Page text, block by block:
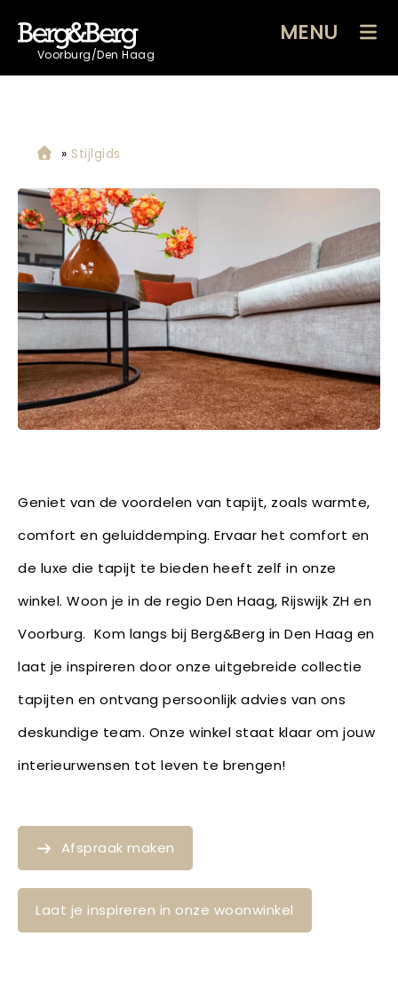
Voorburg/Den Haag
MENU
» Stijlgids
Geniet van de voordelen van tapijt, zoals warmte,
comfort en geluiddemping. Ervaar het comfort en
de luxe die tapijt te bieden heeft zelf in onze
winkel. Woon je in de regio Den Haag, Rijswijk ZH en
Voorburg. Kom langs bij Berg&Berg in Den Haag en
laat je inspireren door onze uitgebreide collectie
tapijten en ontvang persoonlijk advies van ons
deskundige team. Onze winkel staat klaar om jouw
interieurwensen tot leven te brengen!
Afspraak maken
Laat je inspireren in onze woonwinkel